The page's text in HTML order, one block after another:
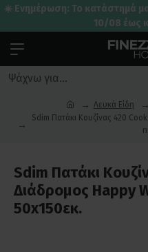
☀️ Ενημέρωση: Το κατάστημά
10/08 έως
Λευκά Είδη
Sdim Πατάκι Κουζίνας 420
Sdim Πατάκι
Διάδρομος Happy
50x150εκ.